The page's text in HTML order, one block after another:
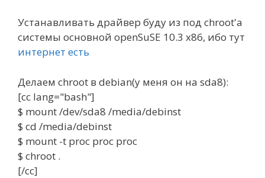
Устанавливать драйвер буду из под chroot'а
системы основной openSuSE 10.3 x86, ибо тут
интернет есть
Делаем chroot в debian(у меня он на sda8):
[cc lang="bash"]
$ mount /dev/sda8 /media/debinst
$ cd /media/debinst
$ mount -t proc proc proc
$ chroot .
[/cc]